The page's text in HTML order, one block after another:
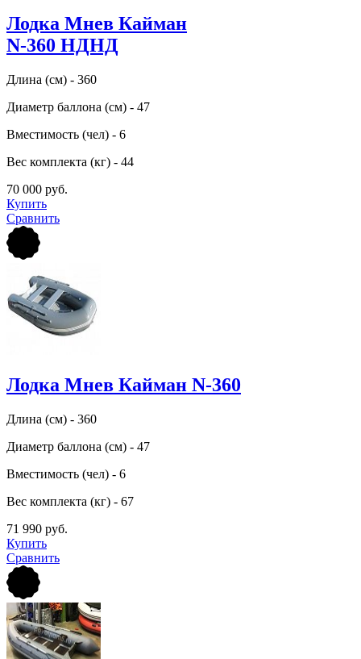
Лодка Мнев Кайман
N-360 НДНД
Длина (см) - 360
Диаметр баллона (см) - 47
Вместимость (чел) - 6
Вес комплекта (кг) - 44
70 000 руб.
Купить
Сравнить
Лодка Мнев Кайман N-360
Длина (см) - 360
Диаметр баллона (см) - 47
Вместимость (чел) - 6
Вес комплекта (кг) - 67
71 990 руб.
Купить
Сравнить